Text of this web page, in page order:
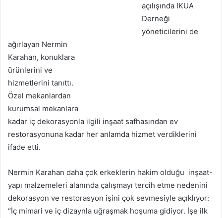
açılışında IKUA
Derneği
yöneticilerini de
ağırlayan Nermin
Karahan, konuklara
ürünlerini ve
hizmetlerini tanıttı.
Özel mekanlardan
kurumsal mekanlara
kadar iç dekorasyonla ilgili inşaat safhasından ev
restorasyonuna kadar her anlamda hizmet verdiklerini
ifade etti.
Nermin Karahan daha çok erkeklerin hakim olduğu inşaat-
yapı malzemeleri alanında çalışmayı tercih etme nedenini
dekorasyon ve restorasyon işini çok sevmesiyle açıklıyor:
“İç mimari ve iç dizaynla uğraşmak hoşuma gidiyor. İşe ilk